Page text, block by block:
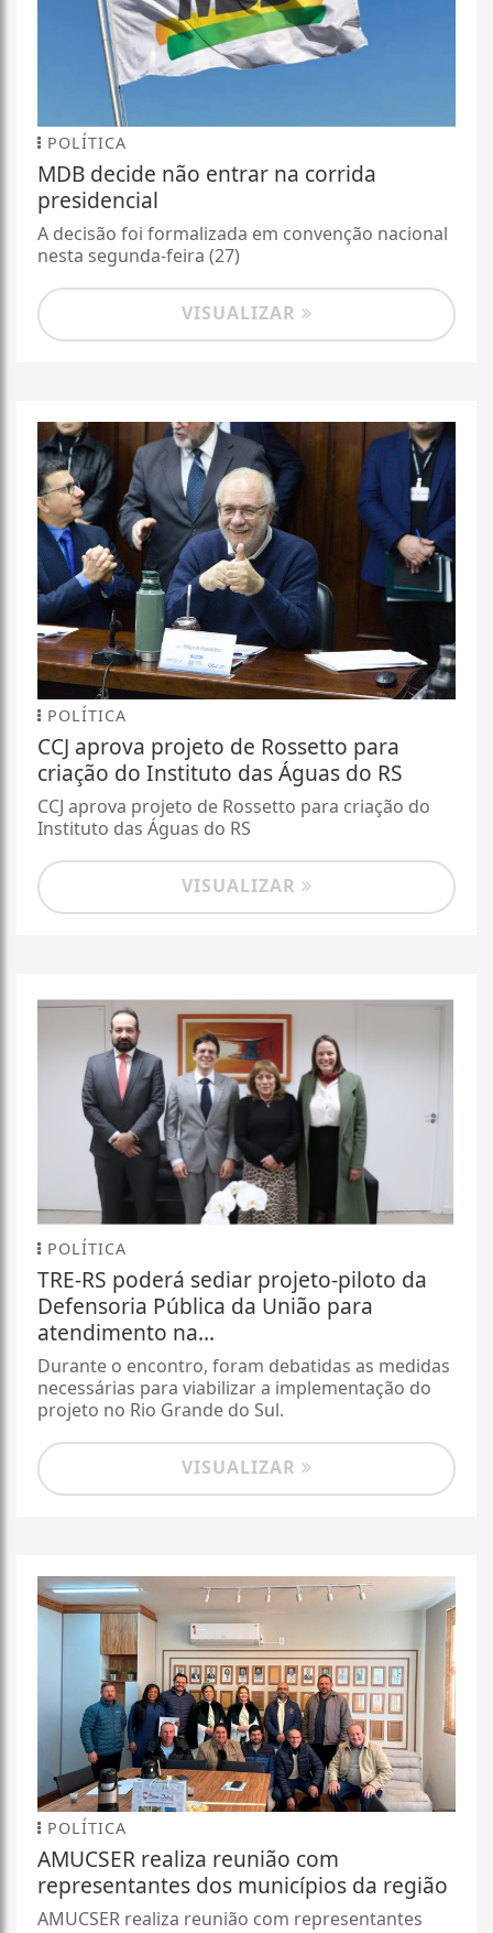
POLÍTICA
MDB decide não entrar na corrida
presidencial
A decisão foi formalizada em convenção nacional
nesta segunda-feira (27)
VISUALIZAR
POLÍTICA
CCJ aprova projeto de Rossetto para
criação do Instituto das Águas do RS
CCJ aprova projeto de Rossetto para criação do
Instituto das Águas do RS
VISUALIZAR
POLÍTICA
TRE-RS poderá sediar projeto-piloto da
Defensoria Pública da União para
atendimento na...
Durante o encontro, foram debatidas as medidas
necessárias para viabilizar a implementação do
projeto no Rio Grande do Sul.
VISUALIZAR
POLÍTICA
AMUCSER realiza reunião com
representantes dos municípios da região
AMUCSER realiza reunião com representantes